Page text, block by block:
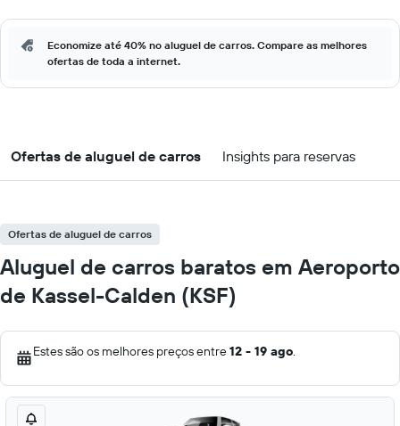
Economize até 40% no aluguel de carros. Compare as melhores
ofertas de toda a internet.
Ofertas de aluguel de carros Insights para reservas
Ofertas de aluguel de carros
Aluguel de carros baratos em Aeroporto
de Kassel-Calden (KSF)
Estes são os melhores preços entre12 - 19 ago.